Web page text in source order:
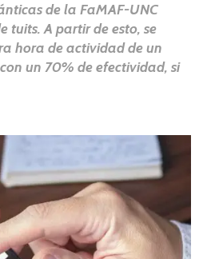
de la FaMAF-UNC
tuits. A partir de esto, se
hora de actividad de un
un 70% de efectividad, si